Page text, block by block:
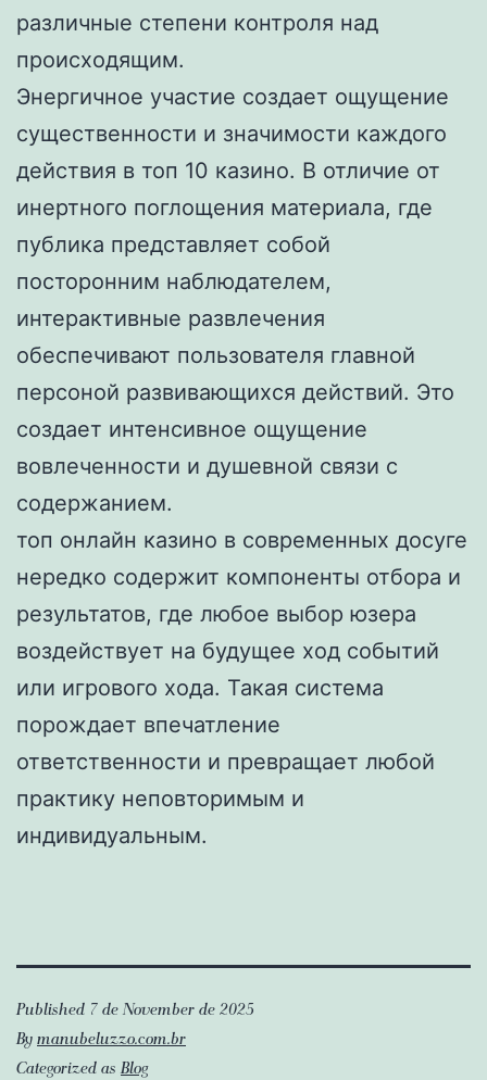
различные степени контроля над
происходящим.
Энергичное участие создает ощущение
существенности и значимости каждого
действия в топ 10 казино. В отличие от
инертного поглощения материала, где
публика представляет собой
посторонним наблюдателем,
интерактивные развлечения
обеспечивают пользователя главной
персоной развивающихся действий. Это
создает интенсивное ощущение
вовлеченности и душевной связи с
содержанием.
топ онлайн казино в современных досуге
нередко содержит компоненты отбора и
результатов, где любое выбор юзера
воздействует на будущее ход событий
или игрового хода. Такая система
порождает впечатление
ответственности и превращает любой
практику неповторимым и
индивидуальным.
Published 7 de November de 2025
Bymanubeluzzo.com.br
Categorized as Blog